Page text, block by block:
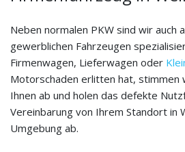
Neben normalen PKW sind wir auch
gewerblichen Fahrzeugen
Firmenwagen, Lieferwagen oder
Motorschaden erlitten hat, stimmen
Ihnen ab und holen das defekte
Vereinbarung von Ihrem Standort in
Umgebung ab.